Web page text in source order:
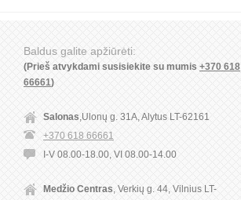
Baldus galite apžiūrėti:
(Prieš atvykdami susisiekite su mumis +370 618
66661)
Salonas ,Ulonų g. 31A, Alytus LT-62161
+370 618 66661
I-V 08.00-18.00, VI 08.00-14.00
Medžio Centras , Verkių g. 44, Vilnius LT-